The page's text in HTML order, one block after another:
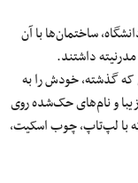
ساختمان‌ها با آن
داشتند.
که گذشته، خودش را به
و نام‌های حک‌شده روی
با لپ‌تاپ، چوب اسکیت،